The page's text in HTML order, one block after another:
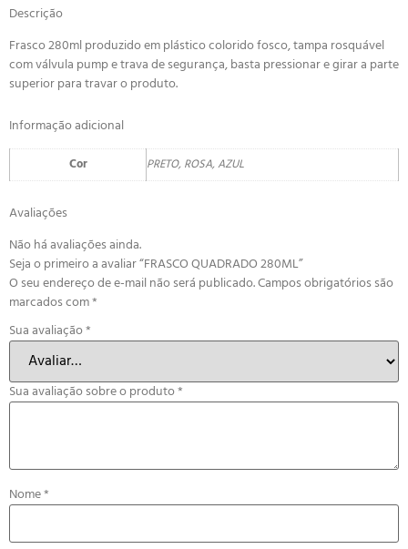
Descrição
Frasco 280ml produzido em plástico colorido fosco, tampa rosquável
com válvula pump e trava de segurança, basta pressionar e girar a parte
superior para travar o produto.
Informação adicional
Cor PRETO, ROSA, AZUL
Avaliações
Não há avaliações ainda.
Seja o primeiro a avaliar “FRASCO QUADRADO 280ML”
O seu endereço de e-mail não será publicado.Campos obrigatórios são
marcados com*
Sua avaliação*
Sua avaliação sobre o produto*
Nome*